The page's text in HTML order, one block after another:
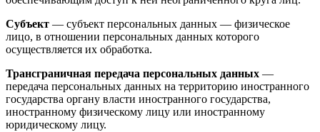
Субъект — субъект персональных данных — физическое
лицо, в отношении персональных данных которого
осуществляется их обработка.
Трансграничная передача персональных данных —
передача персональных данных на территорию иностранного
государства органу власти иностранного государства,
иностранному физическому лицу или иностранному
юридическому лицу.